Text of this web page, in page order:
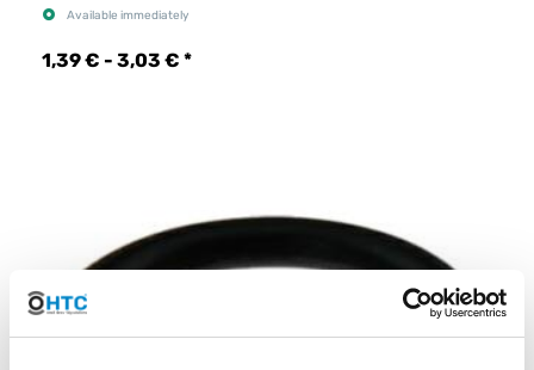
Available immediately
1,39 € - 3,03 € *